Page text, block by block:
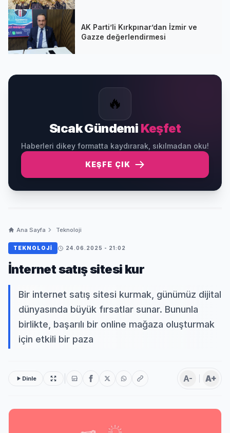
AK Parti’li Kırkpınar’dan İzmir ve
Gazze değerlendirmesi
🔥
Sıcak Gündemi Keşfet
Haberleri dikey formatta kaydırarak, sıkılmadan oku!
KEŞFE ÇIK
Ana Sayfa Teknoloji
TEKNOLOJI 24.06.2025 - 21:02
İnternet satış sitesi kur
Bir internet satış sitesi kurmak, günümüz dijital
dünyasında büyük fırsatlar sunar. Bununla
birlikte, başarılı bir online mağaza oluşturmak
için etkili bir paza
Dinle A- A+